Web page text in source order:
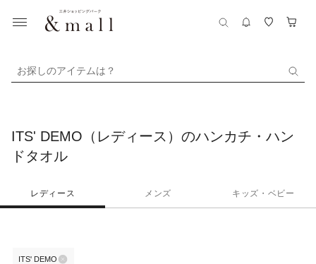
お探しのアイテムは？
ITS' DEMO（レディース）のハンカチ・ハン
ドタオル
レディース メンズ キッズ・ベビー
ITS' DEMO